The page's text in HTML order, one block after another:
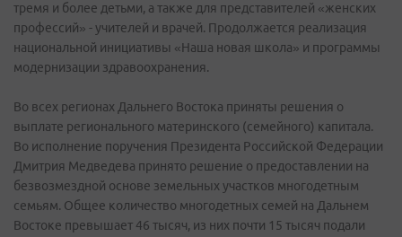
тремя и более детьми, а также для представителей «женских
профессий» - учителей и врачей. Продолжается реализация
национальной инициативы «Наша новая школа» и программы
модернизации здравоохранения.
Во всех регионах Дальнего Востока приняты решения о
выплате регионального материнского (семейного) капитала.
Во исполнение поручения Президента Российской Федерации
Дмитрия Медведева принято решение о предоставлении на
безвозмездной основе земельных участков многодетным
семьям. Общее количество многодетных семей на Дальнем
Востоке превышает 46 тысяч, из них почти 15 тысяч подали